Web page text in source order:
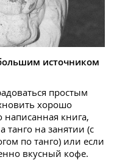
источником
простым
хорошо
книга,
танго на занятии (с
по танго) или если
вкусный кофе.